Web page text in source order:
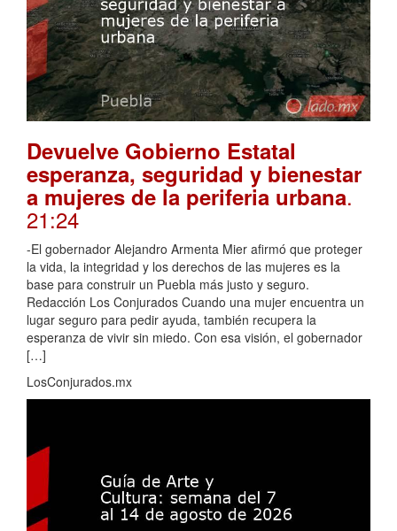
Devuelve Gobierno Estatal
esperanza, seguridad y bienestar
a mujeres de la periferia urbana.
21:24
-El gobernador Alejandro Armenta Mier afirmó que proteger
la vida, la integridad y los derechos de las mujeres es la
base para construir un Puebla más justo y seguro.
Redacción Los Conjurados Cuando una mujer encuentra un
lugar seguro para pedir ayuda, también recupera la
esperanza de vivir sin miedo. Con esa visión, el gobernador
[…]
LosConjurados.mx